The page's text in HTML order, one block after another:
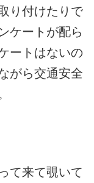
り付けたりで
ケートが配ら
ートはないの
がら交通安全
て来て覗いて